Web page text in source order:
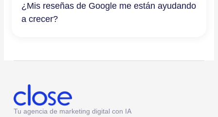
¿Mis reseñas de Google me están ayudando
a crecer?
Tu agencia de marketing digital con IA